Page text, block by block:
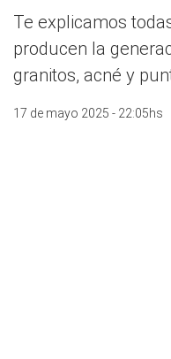
Te explicamos
producen la
granitos, acné y
17 de mayo 2025 - 22:05hs